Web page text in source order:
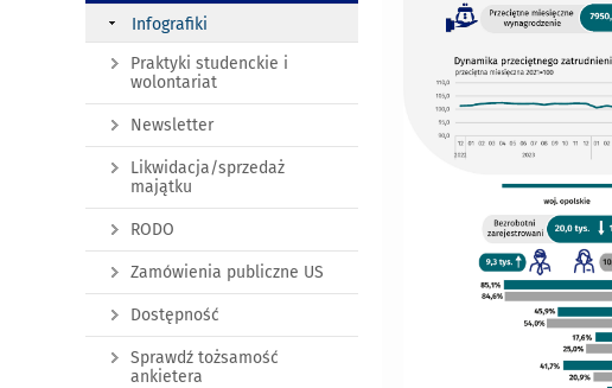
Infografiki
Praktyki studenckie i
wolontariat
Newsletter
Likwidacja/sprzedaż
majątku
RODO
Zamówienia publiczne US
Dostępność
Sprawdź tożsamość
ankietera